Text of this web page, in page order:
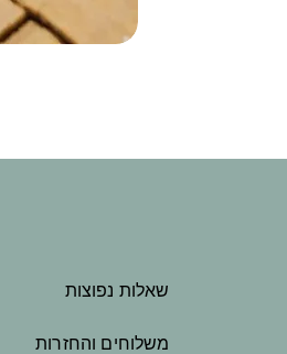
שאלות נפוצות
משלוחים והחזרות